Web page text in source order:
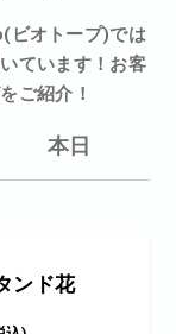
ビオトープ)では
ています！お客
ご紹介！
本日
ンド花